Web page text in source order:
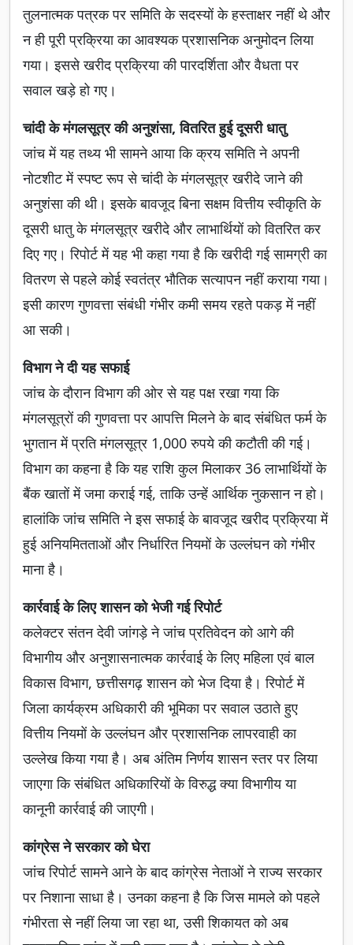
तुलनात्मक पत्रक पर समिति के सदस्यों के हस्ताक्षर नहीं थे और
न ही पूरी प्रक्रिया का आवश्यक प्रशासनिक अनुमोदन लिया
गया। इससे खरीद प्रक्रिया की पारदर्शिता और वैधता पर
सवाल खड़े हो गए।
चांदी के मंगलसूत्र की अनुशंसा, वितरित हुई दूसरी धातु
जांच में यह तथ्य भी सामने आया कि क्रय समिति ने अपनी
नोटशीट में स्पष्ट रूप से चांदी के मंगलसूत्र खरीदे जाने की
अनुशंसा की थी। इसके बावजूद बिना सक्षम वित्तीय स्वीकृति के
दूसरी धातु के मंगलसूत्र खरीदे और लाभार्थियों को वितरित कर
दिए गए। रिपोर्ट में यह भी कहा गया है कि खरीदी गई सामग्री का
वितरण से पहले कोई स्वतंत्र भौतिक सत्यापन नहीं कराया गया।
इसी कारण गुणवत्ता संबंधी गंभीर कमी समय रहते पकड़ में नहीं
आ सकी।
विभाग ने दी यह सफाई
जांच के दौरान विभाग की ओर से यह पक्ष रखा गया कि
मंगलसूत्रों की गुणवत्ता पर आपत्ति मिलने के बाद संबंधित फर्म के
भुगतान में प्रति मंगलसूत्र 1,000 रुपये की कटौती की गई।
विभाग का कहना है कि यह राशि कुल मिलाकर 36 लाभार्थियों के
बैंक खातों में जमा कराई गई, ताकि उन्हें आर्थिक नुकसान न हो।
हालांकि जांच समिति ने इस सफाई के बावजूद खरीद प्रक्रिया में
हुई अनियमितताओं और निर्धारित नियमों के उल्लंघन को गंभीर
माना है।
कार्रवाई के लिए शासन को भेजी गई रिपोर्ट
कलेक्टर संतन देवी जांगड़े ने जांच प्रतिवेदन को आगे की
विभागीय और अनुशासनात्मक कार्रवाई के लिए महिला एवं बाल
विकास विभाग, छत्तीसगढ़ शासन को भेज दिया है। रिपोर्ट में
जिला कार्यक्रम अधिकारी की भूमिका पर सवाल उठाते हुए
वित्तीय नियमों के उल्लंघन और प्रशासनिक लापरवाही का
उल्लेख किया गया है। अब अंतिम निर्णय शासन स्तर पर लिया
जाएगा कि संबंधित अधिकारियों के विरुद्ध क्या विभागीय या
कानूनी कार्रवाई की जाएगी।
कांग्रेस ने सरकार को घेरा
जांच रिपोर्ट सामने आने के बाद कांग्रेस नेताओं ने राज्य सरकार
पर निशाना साधा है। उनका कहना है कि जिस मामले को पहले
गंभीरता से नहीं लिया जा रहा था, उसी शिकायत को अब